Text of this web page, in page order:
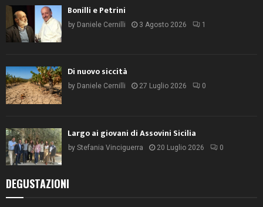
Bonilli e Petrini
by Daniele Cernilli 3 Agosto 2026 1
Di nuovo siccità
by Daniele Cernilli 27 Luglio 2026 0
Largo ai giovani di Assovini Sicilia
by Stefania Vinciguerra 20 Luglio 2026 0
DEGUSTAZIONI